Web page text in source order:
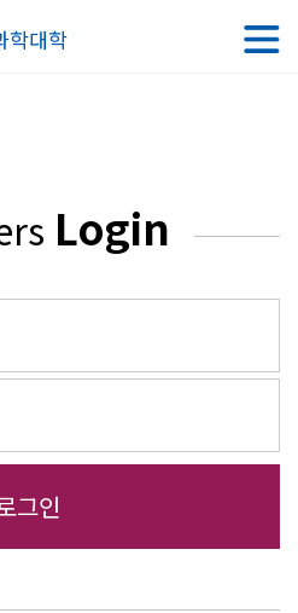
학대학
Login